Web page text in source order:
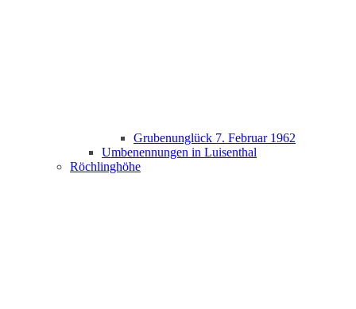
Grubenunglück 7. Februar 1962
Umbenennungen in Luisenthal
Röchlinghöhe